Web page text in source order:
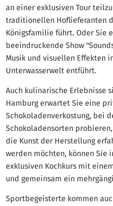
an einer exklusiven Tour
traditionellen Hoflieferanten
Königsfamilie führt. Oder Sie
beeindruckende Show
Musik und visuellen Effekten
Unterwasserwelt entführt.
Auch kulinarische Erlebnisse
Hamburg erwartet Sie eine
Schokoladenverkostung, bei
Schokoladensorten
die Kunst der Herstellung
werden möchten, können Sie
exklusiven Kochkurs mit
und gemeinsam ein
Sportbegeisterte kommen